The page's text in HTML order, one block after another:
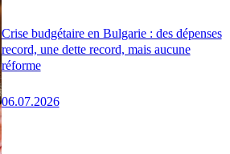
Crise budgétaire en Bulgarie : des dépenses
record, une dette record, mais aucune
réforme
06.07.2026